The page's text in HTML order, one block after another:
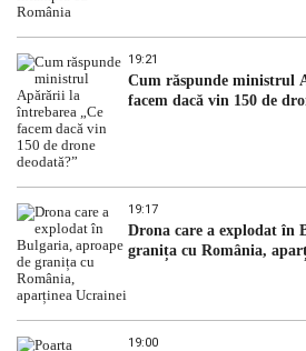
19:21
Cum răspunde ministrul
facem dacă vin 150 de
19:17
Drona care a explodat în
granița cu România,
19:00